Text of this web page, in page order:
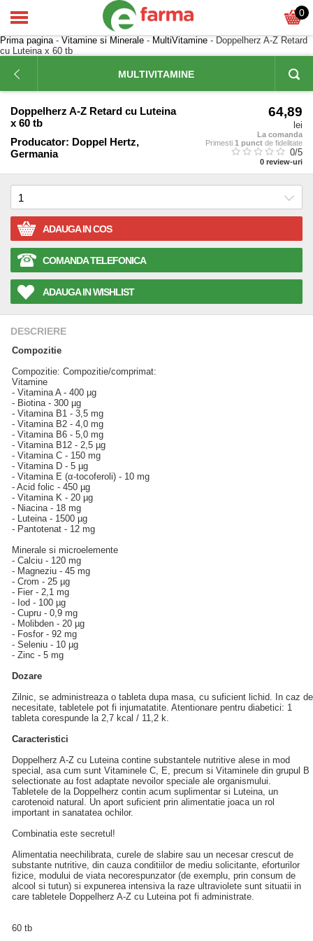
0
Prima pagina- Vitamine si Minerale - MultiVitamine - Doppelherz A-Z Retard
cu Luteina x 60 tb
MULTIVITAMINE
Doppelherz A-Z Retard cu Luteina
x 60 tb
Producator: Doppel Hertz,
Germania
64,89
lei
La comanda
Primesti 1 punct de fidelitate
0/5
0 review-uri
ADAUGA IN COS
COMANDA TELEFONICA
ADAUGA IN WISHLIST
DESCRIERE
Compozitie
Compozitie: Compozitie/comprimat:
Vitamine
- Vitamina A - 400 µg
- Biotina - 300 µg
- Vitamina B1 - 3,5 mg
- Vitamina B2 - 4,0 mg
- Vitamina B6 - 5,0 mg
- Vitamina B12 - 2,5 µg
- Vitamina C - 150 mg
- Vitamina D - 5 µg
- Vitamina E (α-tocoferoli) - 10 mg
- Acid folic - 450 µg
- Vitamina K - 20 µg
- Niacina - 18 mg
- Luteina - 1500 µg
- Pantotenat - 12 mg
Minerale si microelemente
- Calciu - 120 mg
- Magneziu - 45 mg
- Crom - 25 µg
- Fier - 2,1 mg
- Iod - 100 µg
- Cupru - 0,9 mg
- Molibden - 20 µg
- Fosfor - 92 mg
- Seleniu - 10 µg
- Zinc - 5 mg
Dozare
Zilnic, se administreaza o tableta dupa masa, cu suficient lichid. In caz de
necesitate, tabletele pot fi injumatatite. Atentionare pentru diabetici: 1
tableta corespunde la 2,7 kcal / 11,2 k.
Caracteristici
Doppelherz A-Z cu Luteina contine substantele nutritive alese in mod
special, asa cum sunt Vitaminele C, E, precum si Vitaminele din grupul B
selectionate au fost adaptate nevoilor speciale ale organismului.
Tabletele de la Doppelherz contin acum suplimentar si Luteina, un
carotenoid natural. Un aport suficient prin alimentatie joaca un rol
important in sanatatea ochilor.
Combinatia este secretul!
Alimentatia neechilibrata, curele de slabire sau un necesar crescut de
substante nutritive, din cauza conditiilor de mediu solicitante, eforturilor
fizice, modului de viata necorespunzator (de exemplu, prin consum de
alcool si tutun) si expunerea intensiva la raze ultraviolete sunt situatii in
care tabletele Doppelherz A-Z cu Luteina pot fi administrate.
60 tb